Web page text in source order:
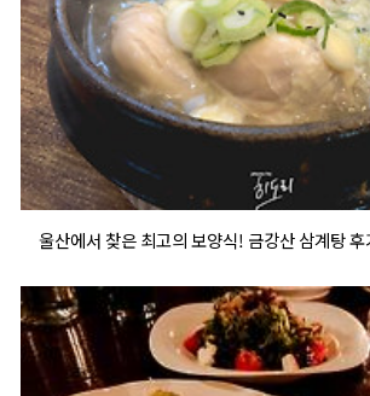
울산에서 찾은 최고의 보양식! 금강산 삼계탕 후